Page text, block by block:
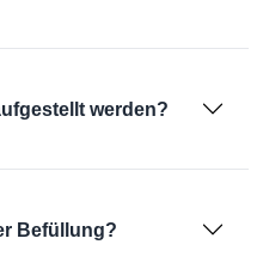
werden?
Befüllung?